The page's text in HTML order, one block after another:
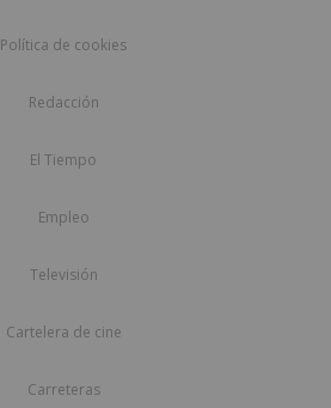
Política de cookies
Redacción
El Tiempo
Empleo
Televisión
Cartelera de cine
Carreteras